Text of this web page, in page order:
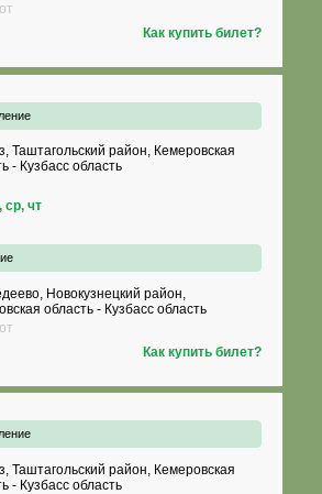
Как купить билет?
Таштагольский район, Кемеровская
- Кузбасс область
ср, чт
Новокузнецкий район,
область - Кузбасс область
Как купить билет?
Таштагольский район, Кемеровская
- Кузбасс область